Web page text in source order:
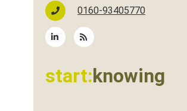
0160-93405770
start:knowing